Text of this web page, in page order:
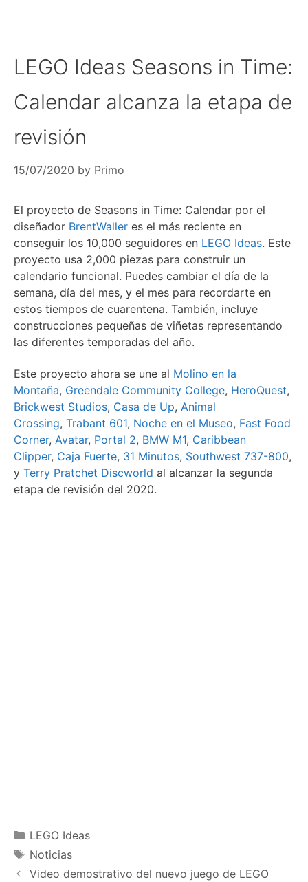
LEGO Ideas Seasons in Time:
Calendar alcanza la etapa de
revisión
15/07/2020 by Primo
El proyecto de Seasons in Time: Calendar por el
diseñador BrentWaller es el más reciente en
conseguir los 10,000 seguidores en LEGO Ideas. Este
proyecto usa 2,000 piezas para construir un
calendario funcional. Puedes cambiar el día de la
semana, día del mes, y el mes para recordarte en
estos tiempos de cuarentena. También, incluye
construcciones pequeñas de viñetas representando
las diferentes temporadas del año.
Este proyecto ahora se une al Molino en la
Montaña, Greendale Community College, HeroQuest,
Brickwest Studios, Casa de Up, Animal
Crossing, Trabant 601, Noche en el Museo, Fast Food
Corner, Avatar, Portal 2, BMW M1, Caribbean
Clipper, Caja Fuerte, 31 Minutos, Southwest 737-800,
y Terry Pratchet Discworld al alcanzar la segunda
etapa de revisión del 2020.
Categories
LEGO Ideas
Tags
Noticias
Video demostrativo del nuevo juego de LEGO